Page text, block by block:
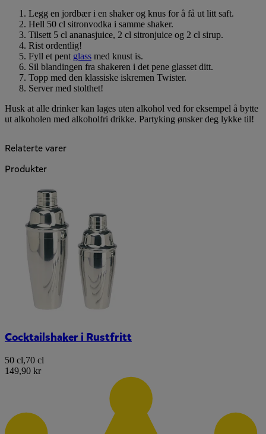
Legg en jordbær i en shaker og knus for å få ut litt saft.
Hell 50 cl sitronvodka i samme shaker.
Tilsett 5 cl ananasjuice, 2 cl sitronjuice og 2 cl sirup.
Rist ordentlig!
Fyll et pent glass med knust is.
Sil blandingen fra shakeren i det pene glasset ditt.
Topp med den klassiske iskremen Twister.
Server med stolthet!
Husk at alle drinker kan lages uten alkohol ved for eksempel å bytte
ut alkoholen med alkoholfri drikke. Partyking ønsker deg lykke til!
Relaterte varer
Produkter
Cocktailshaker i Rustfritt
50 cl,70 cl
149,90 kr